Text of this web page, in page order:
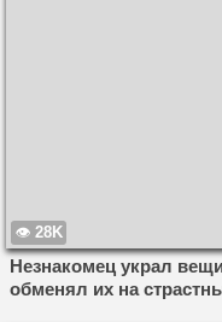
28K
Незнакомец украл
обменял их на